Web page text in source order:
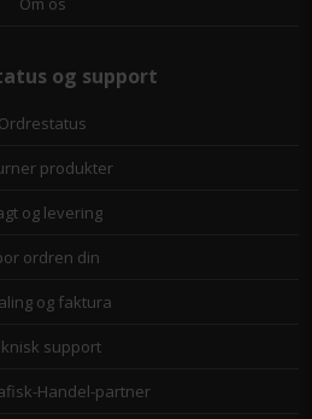
og support
Ordrestatus
produkter
og levering
ordren din
og faktura
support
Handel-partner